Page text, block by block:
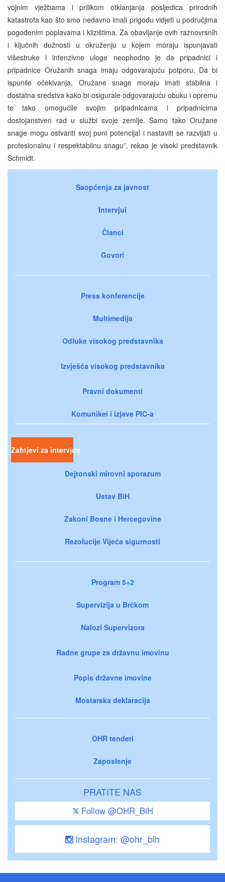
vojnim vježbama i prilikom otklanjanja posljedica prirodnih
katastrofa kao što smo nedavno imali prigodu vidjeti u područjima
pogođenim poplavama i klizištima. Za obavljanje ovih raznovrsnih
i ključnih dužnosti u okruženju u kojem moraju ispunjavati
višestruke i intenzivne uloge neophodno je da pripadnici i
pripadnice Oružanih snaga imaju odgovarajuću potporu. Da bi
ispunile očekivanja, Oružane snage moraju imati stabilna i
dostatna sredstva kako bi osigurale odgovarajuću obuku i opremu
te tako omogućile svojim pripadnicama i pripadnicima
dostojanstven rad u službi svoje zemlje. Samo tako Oružane
snage mogu ostvariti svoj puni potencijal i nastaviti se razvijati u
profesionalnu i respektabilnu snagu”, rekao je visoki predstavnik
Schmidt.
Saopćenja za javnost
Intervjui
Članci
Govori
Press konferencije
Multimedija
Odluke visokog predstavnika
Izvješća visokog predstavnika
Pravni dokumenti
Komunikei i izjave PIC-a
Zahtjevi za intervjue
Dejtonski mirovni sporazum
Ustav BiH
Zakoni Bosne i Hercegovine
Rezolucije Vijeća sigurnosti
Program 5+2
Supervizija u Brčkom
Nalozi Supervizora
Radne grupe za državnu imovinu
Popis državne imovine
Mostarska deklaracija
OHR tenderi
Zaposlenje
PRATITE NAS
Follow @OHR_BiH
Instagram: @ohr_bih